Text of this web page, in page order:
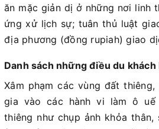
ăn mặc giản dị ở những nơi linh
ứng xử lịch sự; tuân thủ luật
địa phương (đồng rupiah) giao
Danh sách những điều du
Xâm phạm các vùng đất
gia vào các hành vi làm ô uế
thiêng như chụp ảnh khỏa